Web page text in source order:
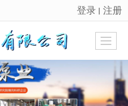
很遗憾，因您的浏览器版本过低导致无法获得最佳浏览体验，推荐下载安装谷歌浏览器！
登录 丨 注册